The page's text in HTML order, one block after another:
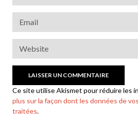
Ce site utilise Akismet pour réduire les
plus sur la façon dont les données de
traitées.